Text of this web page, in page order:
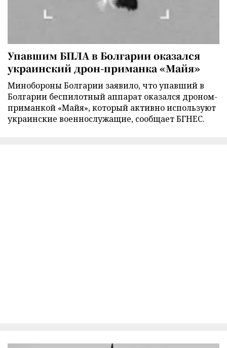
Упавшим БПЛА в Болгарии оказался
украинский дрон-приманка «Майя»
Минобороны Болгарии заявило, что упавший в
Болгарии беспилотный аппарат оказался дроном-
приманкой «Майя», который активно используют
украинские военнослужащие, сообщает БГНЕС.